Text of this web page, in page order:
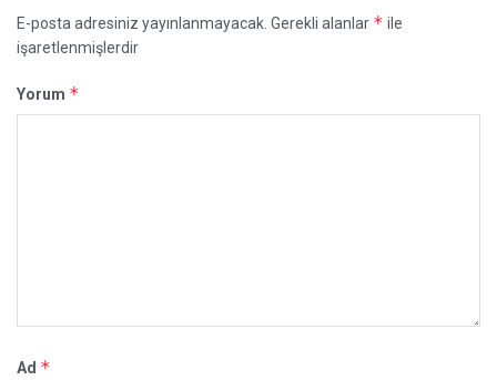
E-posta adresiniz yayınlanmayacak. Gerekli alanlar * ile
işaretlenmişlerdir
Yorum *
Ad *